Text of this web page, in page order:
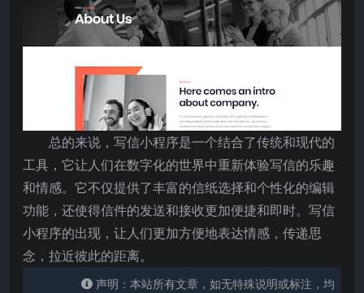
总的来说，写信小程序是一个结合了传统和现代的
工具，它让人们在数字化的世界中重新体验写信的乐趣
和情感。它不仅提供了丰富的信纸选择和个性化的编辑
功能，还使得信件的发送和接收更加便捷和即时。写信
小程序的出现，让人们更加方便地表达情感，传递思
念，拉近彼此的距离。
声明：本站所有文章，如无特殊说明或标注，均